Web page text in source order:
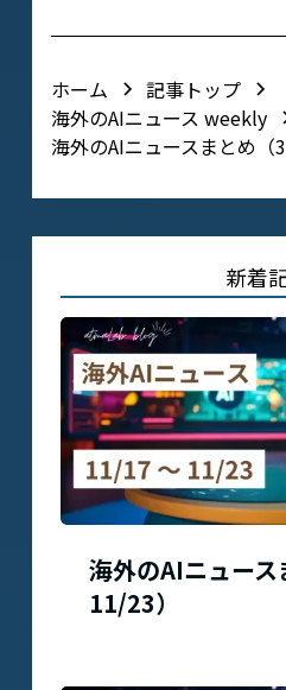
ホーム
記事トップ
海外のAIニュース weekly
海外のAIニュースまとめ（
新着
海外のAIニュー
11/23）